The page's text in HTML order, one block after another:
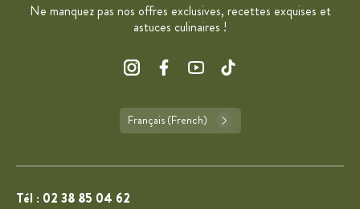
Ne manquez pas nos offres exclusives, recettes exquises et
astuces culinaires !
Français (French)
Tél : 02 38 85 04 62